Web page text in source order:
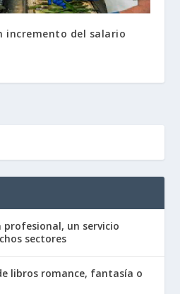
incremento del salario
profesional, un servicio
sectores
libros romance, fantasía o